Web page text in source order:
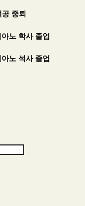
중퇴
노 학사 졸업
노 석사 졸업